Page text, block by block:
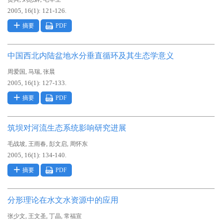
2005, 16(1): 121-126.
摘要 PDF
中国西北内陆盆地水分垂直循环及其生态学意义
周爱国 , 马瑞, 张晨
2005, 16(1): 127-133.
摘要 PDF
筑坝对河流生态系统影响研究进展
毛战坡, 王雨春, 彭文启, 周怀东
2005, 16(1): 134-140.
摘要 PDF
分形理论在水文水资源中的应用
张少文, 王文圣, 丁晶, 常福宣